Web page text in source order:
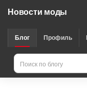
Новости моды
Блог Профиль